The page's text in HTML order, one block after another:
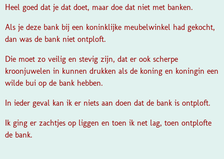
Heel goed dat je dat doet, maar doe dat niet met banken.
Als je deze bank bij een koninklijke meubelwinkel had gekocht,
dan was de bank niet ontploft.
Die moet zo veilig en stevig zijn, dat er ook scherpe
kroonjuwelen in kunnen drukken als de koning en koningin een
wilde bui op de bank hebben.
In ieder geval kan ik er niets aan doen dat de bank is ontploft.
Ik ging er zachtjes op liggen en toen ik net lag, toen ontplofte
de bank.